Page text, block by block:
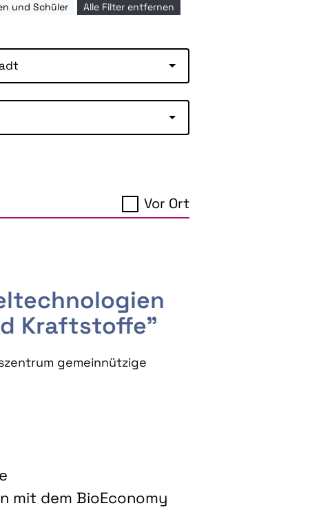
und Schüler Alle Filter entfernen
Vor Ort
Kraftstoffe"
gemeinnützige
mit dem BioEconomy